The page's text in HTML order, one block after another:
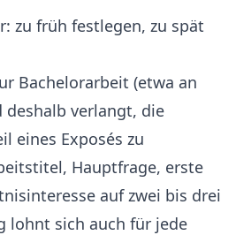
zu früh festlegen, zu spät
Bachelorarbeit (etwa an
deshalb verlangt, die
eines Exposés zu
Hauptfrage, erste
auf zwei bis drei
lohnt sich auch für jede